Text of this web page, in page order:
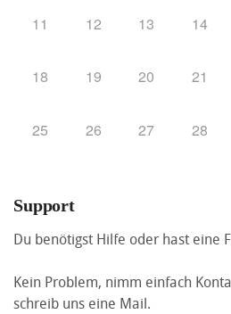
11 12 13 14
18 19 20 21
25 26 27 28
Support
Du benötigst Hilfe oder hast eine
Kein Problem, nimm einfach
schreib uns eine Mail.